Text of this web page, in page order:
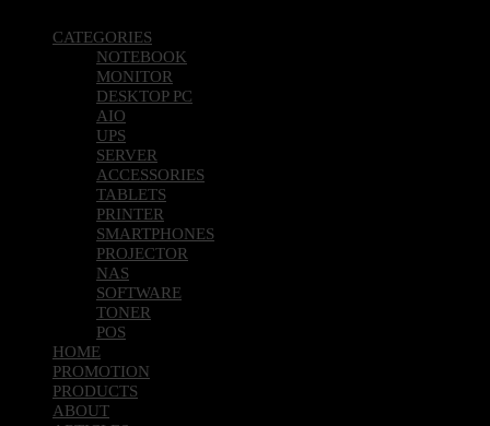
CATEGORIES
NOTEBOOK
MONITOR
DESKTOP PC
AIO
UPS
SERVER
ACCESSORIES
TABLETS
PRINTER
SMARTPHONES
PROJECTOR
NAS
SOFTWARE
TONER
POS
HOME
PROMOTION
PRODUCTS
ABOUT